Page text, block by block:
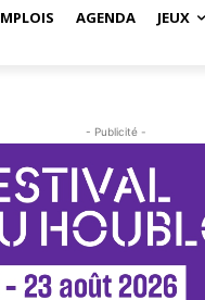
AGENDA JEUX
- Publicité -